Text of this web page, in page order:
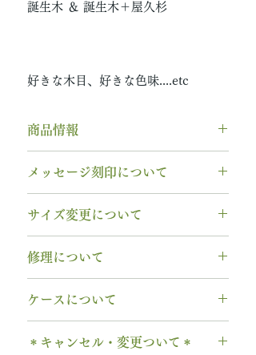
誕生木 ＆ 誕生木＋屋久杉
好きな木目、好きな色味....etc
商品情報
ルド）
幅 ： 5.5mm
納期： 6週間〜7週間
メッセージ刻印について
フォント：ブロック体
以下の組み合わせが可能です。
A～Z 英字 大文字のみ（※小文
字は不可です）
0～9 数字
. ドット
サイズ変更について
ません 。
お届け日より3週間以内であれば、
1回に限り無料にて新品交換いたし
ます。
修理について
て】
り替え対応になります。
ケースについて
料の装飾ケースのいずれかを選択
＊キャンセル・変更ついて＊